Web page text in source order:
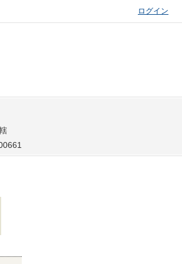
ログイン